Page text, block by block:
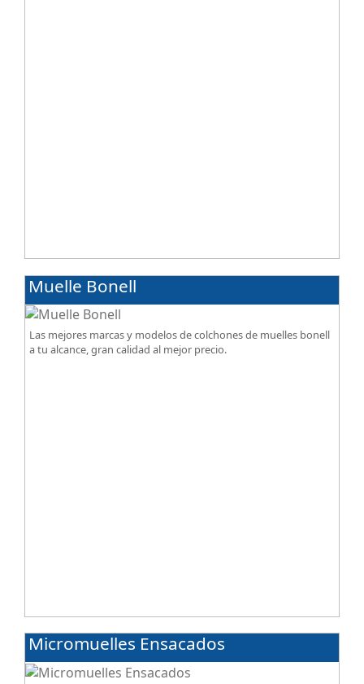
Muelle Bonell
Las mejores marcas y modelos de colchones de muelles bonell
a tu alcance, gran calidad al mejor precio.
Micromuelles Ensacados